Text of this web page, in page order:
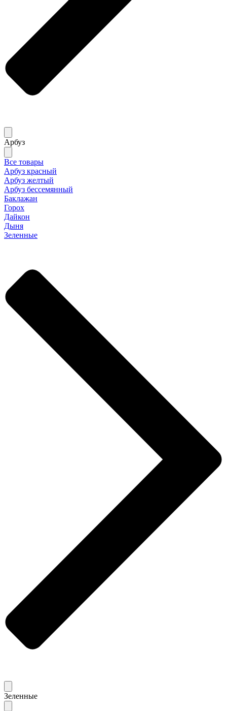
Арбуз
Все товары
Арбуз красный
Арбуз желтый
Арбуз бессемянный
Баклажан
Горох
Дайкон
Дыня
Зеленные
Зеленные